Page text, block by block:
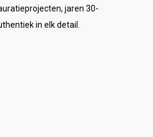
jaren 30-
in elk detail.